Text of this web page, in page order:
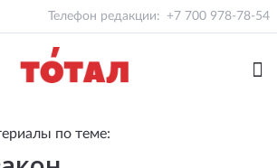
Телефон редакции: +7 700 978-78-54
по теме: